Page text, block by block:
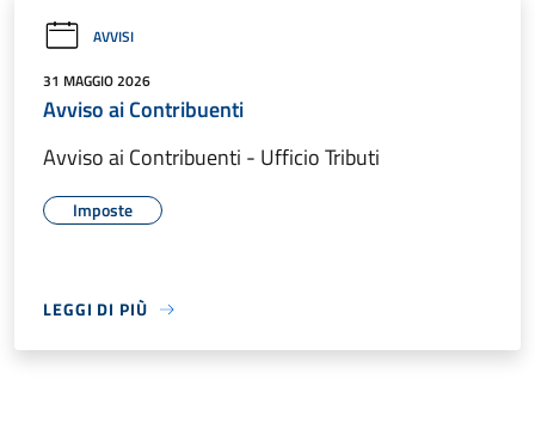
AVVISI
31 MAGGIO 2026
Avviso ai Contribuenti
Avviso ai Contribuenti - Ufficio Tributi
Imposte
LEGGI DI PIÙ